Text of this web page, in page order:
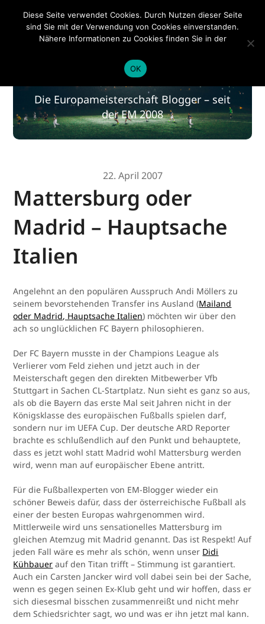
EM 2020
EM 2020
Die Europameisterschaft Blogger – seit
der EM 2008
22. April 2007
Mattersburg oder
Madrid – Hauptsache
Italien
Angelehnt an den populären Ausspruch Andi Möllers zu
seinem bevorstehenden Transfer ins Ausland (Mailand
oder Madrid, Hauptsache Italien) möchten wir über den
ach so unglücklichen FC Bayern philosophieren.
Der FC Bayern musste in der Champions League als
Verlierer vom Feld ziehen und jetzt auch in der
Meisterschaft gegen den direkten Mitbewerber Vfb
Stuttgart in Sachen CL-Startplatz. Nun sieht es ganz so aus,
als ob die Bayern das erste Mal seit Jahren nicht in der
Königsklasse des europäischen Fußballs spielen darf,
sondern nur im UEFA Cup. Der deutsche ARD Reporter
brachte es schlußendlich auf den Punkt und behauptete,
dass es jetzt wohl statt Madrid wohl Mattersburg werden
wird, wenn man auf europäischer Ebene antritt.
Für die Fußballexperten von EM-Blogger wieder ein
schöner Beweis dafür, dass der österreichische Fußball als
einer der besten Europas wahrgenommen wird.
Mittlerweile wird uns sensationelles Mattersburg im
gleichen Atemzug mit Madrid genannt. Das ist Respekt! Auf
jeden Fall wäre es mehr als schön, wenn unser Didi
Kühbauer auf den Titan trifft – Stimmung ist garantiert.
Auch ein Carsten Jancker wird voll dabei sein bei der Sache,
wenn es gegen seinen Ex-Klub geht und wir hoffen, dass er
sich diesesmal bisschen zusammenreißt und nicht mehr
dem Schiedsrichter sagt, wo und was er ihn jetzt mal kann.
Diese Seite verwendet Cookies. Durch Nutzen dieser Seite
sind Sie mit der Verwendung von Cookies einverstanden.
Nähere Informationen zu Cookies finden Sie in der
OK